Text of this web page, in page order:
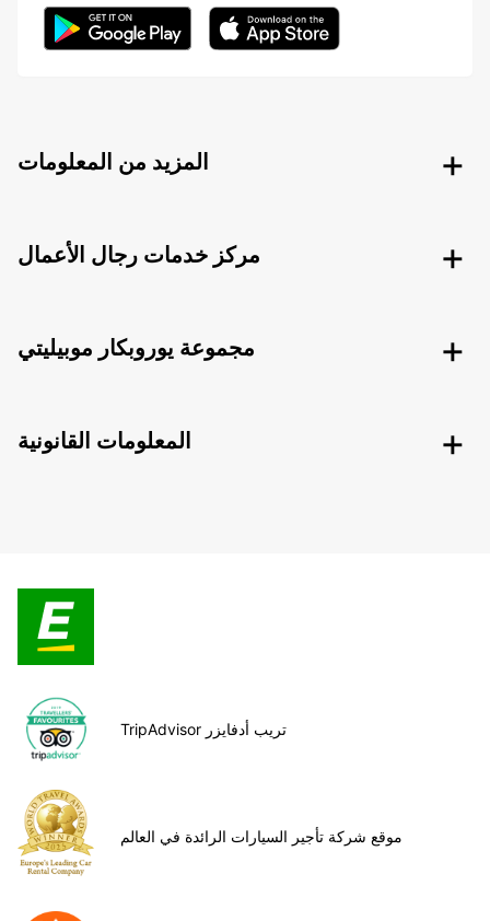
المزيد من المعلومات
مركز خدمات رجال الأعمال
مجموعة يوروبكار موبيليتي
المعلومات القانونية
TripAdvisor تريب أدفايزر
موقع شركة تأجير السيارات الرائدة في العالم